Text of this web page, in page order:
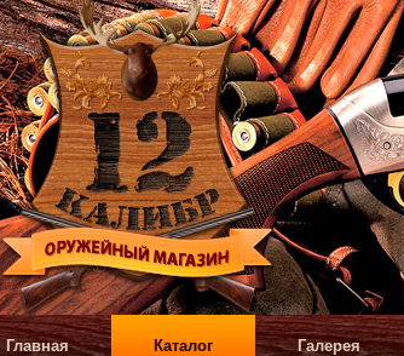
Главная Каталог Галерея